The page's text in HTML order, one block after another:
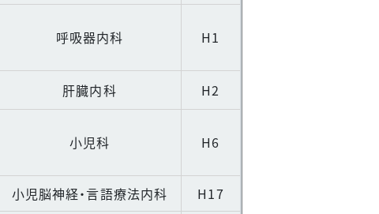
呼吸器内科 H1
肝臓内科 H2
小児科 H6
小児脳神経・言語療法内科
H17